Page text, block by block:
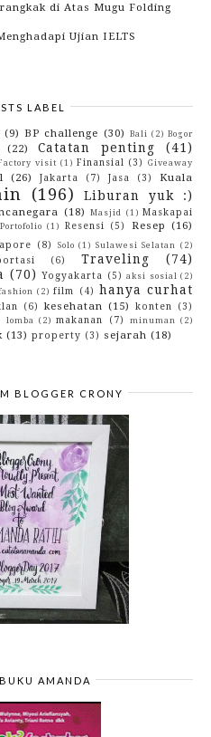
di Atas Mugu Folding
Ujian IELTS
LABEL
(9) BP challenge (30) Bali (2) Bogor
(22) Catatan penting (41)
visit (1) Finansial (3)
Giveaway
(26) Jakarta (7) Jasa (3)
Kuala
(196)
Liburan yuk :)
(18) Masjid (1) Maskapai
Portofolio (1) Resensi (5) Resep (16)
(8) Solo (1) Sulawesi Selatan (2)
(6) Traveling
(74)
(70) Yogyakarta (5) aksi sosial (2)
(2) film (4) hanya curhat
(6) kesehatan (15) konten (3)
lomba (2) makanan (7) minuman (2)
(13) property (3) sejarah (18)
BLOGGER CRONY
AMANDA